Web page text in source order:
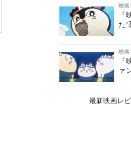
映画
た
映画
ァ
最新映画レ